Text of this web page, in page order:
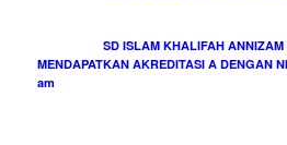
SD ISLAM KHALIFAH ANNIZAM
MENDAPATKAN AKREDITASI A DENGAN
am